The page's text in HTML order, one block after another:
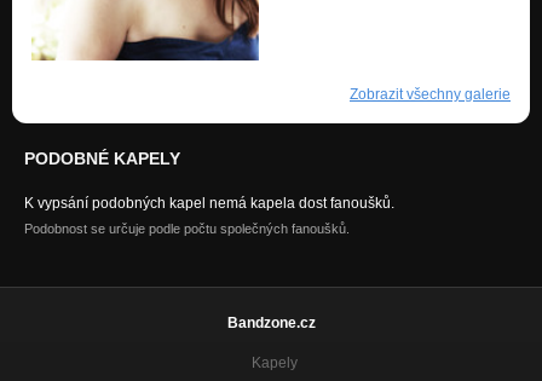
Zobrazit všechny galerie
PODOBNÉ KAPELY
K vypsání podobných kapel nemá kapela dost fanoušků.
Podobnost se určuje podle počtu společných fanoušků.
Bandzone.cz
Kapely